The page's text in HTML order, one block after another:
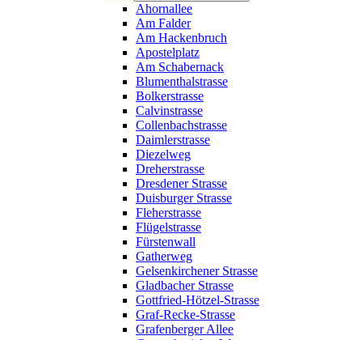
Ahornallee
Am Falder
Am Hackenbruch
Apostelplatz
Am Schabernack
Blumenthalstrasse
Bolkerstrasse
Calvinstrasse
Collenbachstrasse
Daimlerstrasse
Diezelweg
Dreherstrasse
Dresdener Strasse
Duisburger Strasse
Fleherstrasse
Flügelstrasse
Fürstenwall
Gatherweg
Gelsenkirchener Strasse
Gladbacher Strasse
Gottfried-Hötzel-Strasse
Graf-Recke-Strasse
Grafenberger Allee